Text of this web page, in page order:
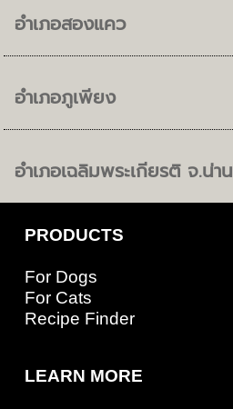
อำเภอสองแคว
อำเภอภูเพียง
อำเภอเฉลิมพระเกียรติ จ.น่าน
PRODUCTS
For Dogs
For Cats
Recipe Finder
LEARN MORE